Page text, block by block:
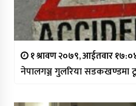
१ श्रावण २०७९, आईतवार
नेपालगञ्ज गुलरिया सडकखण्डमा